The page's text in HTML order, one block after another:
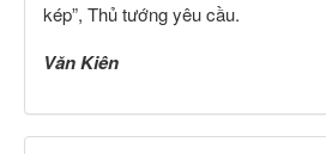
kép”, Thủ tướng yêu cầu.
Văn Kiên